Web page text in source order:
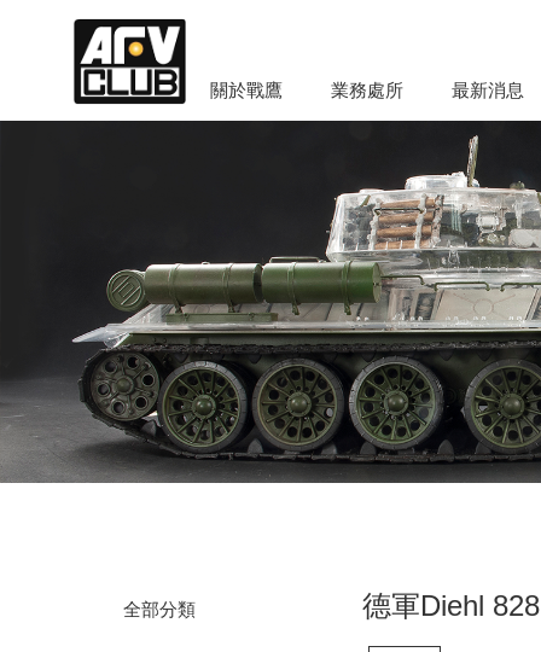
關於戰鷹 業務處所 最新消息
全部分類 德軍Diehl